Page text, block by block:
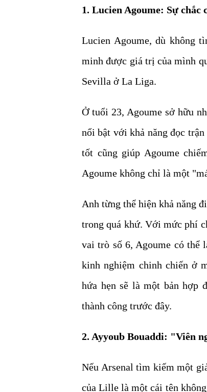
1. Lucien Agoume: Sự
Lucien Agoume, dù không
minh được giá trị của mình
Sevilla ở La Liga.
Ở tuổi 23, Agoume sở hữu
nổi bật với khả năng đọc
tốt cũng giúp Agoume
Agoume không chỉ là một
Anh từng thể hiện khả năng
trong quá khứ. Với mức phí
vai trò số 6, Agoume có thể
kinh nghiệm chinh chiến ở
hứa hẹn sẽ là một bản hợp
thành công trước đây.
2. Ayyoub Bouaddi: "Viên
Nếu Arsenal tìm kiếm một
của Lille là một cái tên